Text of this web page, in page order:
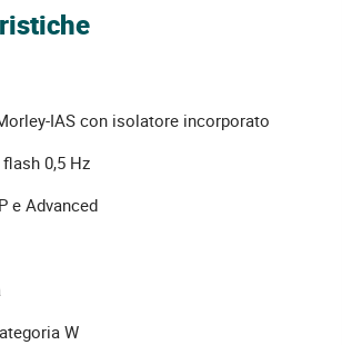
IAS con isolatore incorporato
0,5 Hz
e Advanced
W